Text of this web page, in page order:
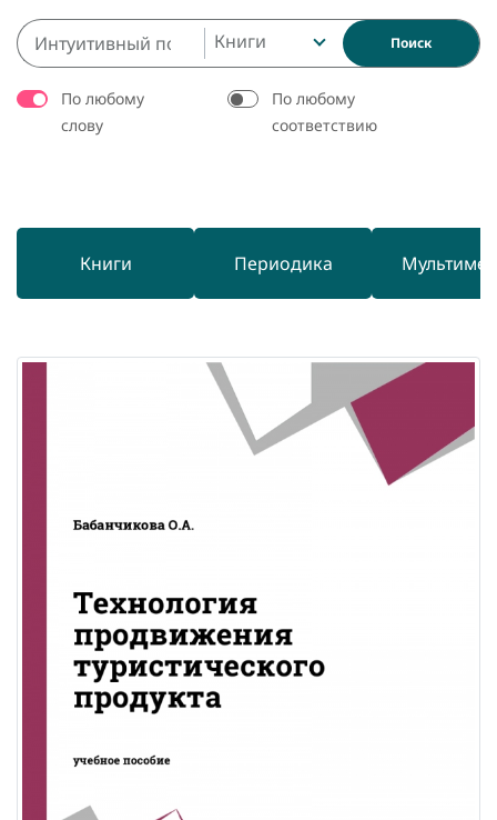
Книги Поиск
По любому
слову
По любому
соответствию
Книги Периодика